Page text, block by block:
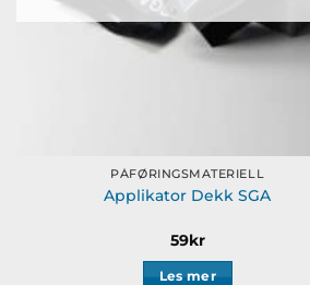
PÅFØRINGSMATERIELL
Applikator Dekk SGA
59kr
Les mer